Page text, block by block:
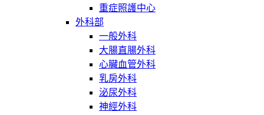
重症照護中心
外科部
一般外科
大腸直腸外科
心臟血管外科
乳房外科
泌尿外科
神經外科